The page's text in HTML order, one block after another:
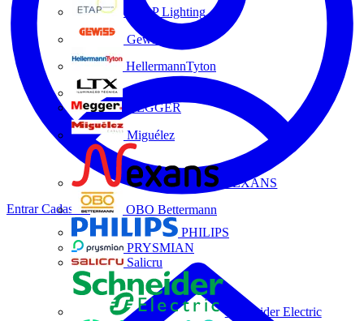
ETAP Lighting
Gewiss
HellermannTyton
MEGGER
Miguélez
NEXANS
OBO Bettermann
PHILIPS
PRYSMIAN
Salicru
Schneider Electric
EntrarCadastrar